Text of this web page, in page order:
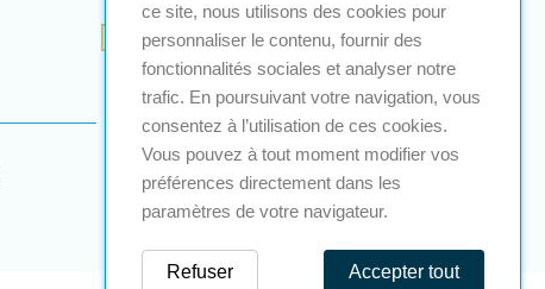
ce site, nous utilisons des cookies pour
personnaliser le contenu, fournir des
fonctionnalités sociales et analyser notre
trafic. En poursuivant votre navigation, vous
consentez à l’utilisation de ces cookies.
Vous pouvez à tout moment modifier vos
préférences directement dans les
paramètres de votre navigateur.
Accepter tout
Refuser